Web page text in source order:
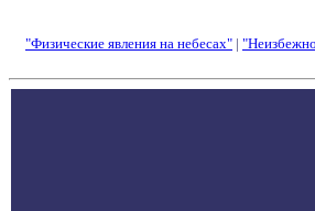
"Физические явления на небесах" |